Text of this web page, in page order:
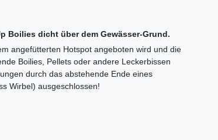
Boilies dicht über dem Gewässer-Grund.
angefütterten Hotspot angeboten wird und die
Boilies, Pellets oder andere Leckerbissen
durch das abstehende Ende eines
Wirbel) ausgeschlossen!